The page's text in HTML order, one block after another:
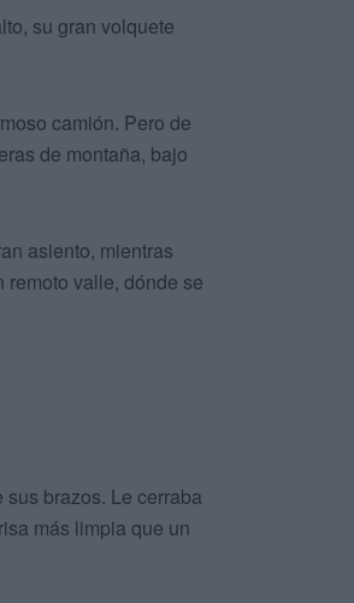
su gran volquete
camión. Pero de
de montaña, bajo
asiento, mientras
valle, dónde se
brazos. Le cerraba
más limpia que un